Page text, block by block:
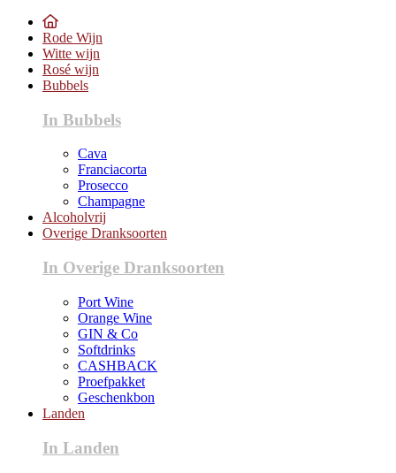
Rode Wijn
Witte wijn
Rosé wijn
Bubbels
In Bubbels
Cava
Franciacorta
Prosecco
Champagne
Alcoholvrij
Overige Dranksoorten
In Overige Dranksoorten
Port Wine
Orange Wine
GIN & Co
Softdrinks
CASHBACK
Proefpakket
Geschenkbon
Landen
In Landen